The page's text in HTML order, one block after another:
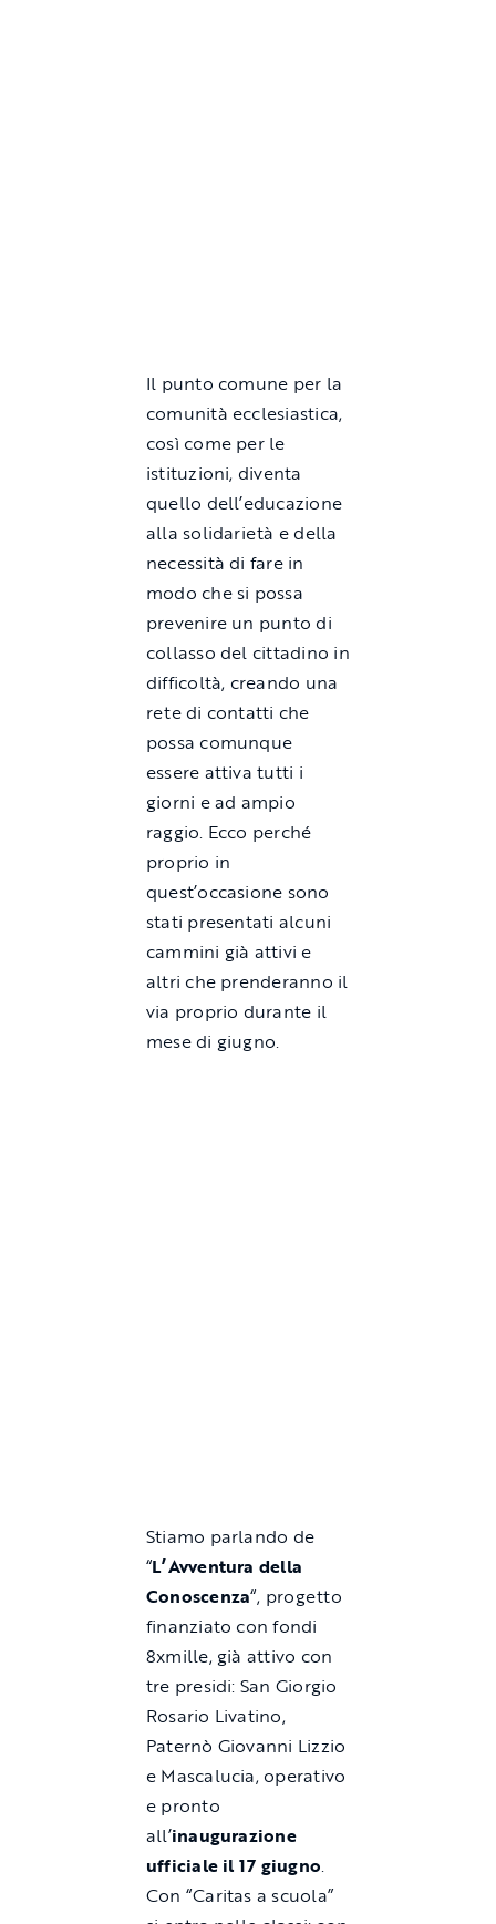
Il punto comune per la
comunità ecclesiastica,
così come per le
istituzioni, diventa
quello dell’educazione
alla solidarietà e della
necessità di fare in
modo che si possa
prevenire un punto di
collasso del cittadino in
difficoltà, creando una
rete di contatti che
possa comunque
essere attiva tutti i
giorni e ad ampio
raggio. Ecco perché
proprio in
quest’occasione sono
stati presentati alcuni
cammini già attivi e
altri che prenderanno il
via proprio durante il
mese di giugno.
Stiamo parlando de
“L’Avventura della
Conoscenza“, progetto
finanziato con fondi
8xmille, già attivo con
tre presidi: San Giorgio
Rosario Livatino,
Paternò Giovanni Lizzio
e Mascalucia, operativo
e pronto
all’inaugurazione
ufficiale il 17 giugno.
Con “Caritas a scuola”